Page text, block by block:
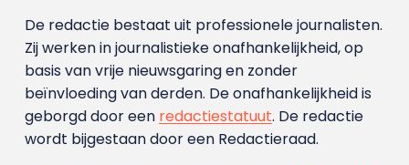
De redactie bestaat uit professionele journalisten.
Zij werken in journalistieke onafhankelijkheid, op
basis van vrije nieuwsgaring en zonder
beïnvloeding van derden. De onafhankelijkheid is
geborgd door een redactiestatuut. De redactie
wordt bijgestaan door een Redactieraad.